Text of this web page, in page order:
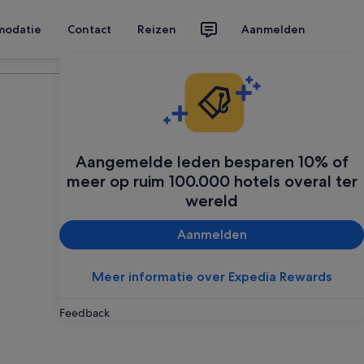
Contact Reizen Aanmelden
Aangemelde leden besparen 10% of
meer op ruim 100.000 hotels overal ter
wereld
Aanmelden
Meer informatie over Expedia Rewards
Feedback